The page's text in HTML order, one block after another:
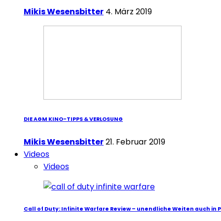
Mikis Wesensbitter 4. März 2019
DIE AGM KINO-TIPPS & VERLOSUNG
Mikis Wesensbitter21. Februar 2019
Videos
Videos
Call of Duty: Infinite Warfare Review – unendliche Weiten auch in